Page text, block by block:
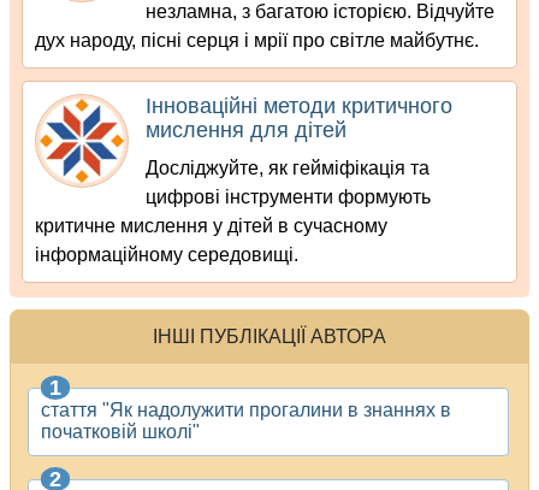
незламна, з багатою історією. Відчуйте
дух народу, пісні серця і мрії про світле майбутнє.
Інноваційні методи критичного
мислення для дітей
Досліджуйте, як гейміфікація та
цифрові інструменти формують
критичне мислення у дітей в сучасному
інформаційному середовищі.
ІНШІ ПУБЛІКАЦІЇ АВТОРА
стаття "Як надолужити прогалини в знаннях в
початковій школі"